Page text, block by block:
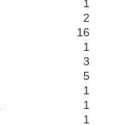
1
2
16
1
3
5
1
1
1